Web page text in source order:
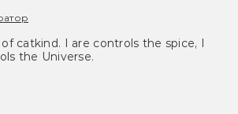
catkind. I are controls the spice, I
the Universe.